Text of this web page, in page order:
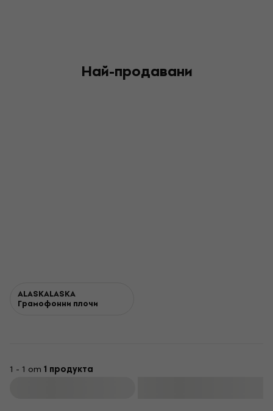
Най-продавани
ALASKALASKA
Грамофонни плочи
1 - 1 от 1 продукта